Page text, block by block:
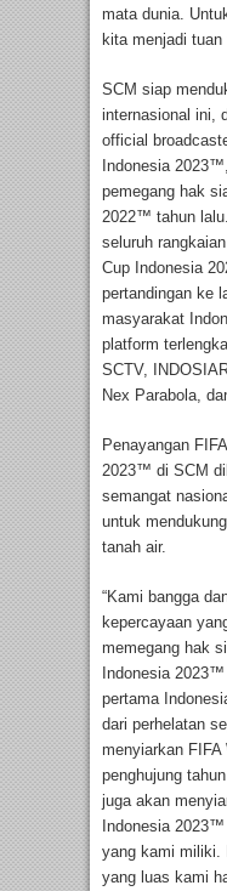
mata dunia.
kita menjadi tuan
SCM siap
internasional ini,
official
Indonesia
pemegang hak
2022™ tahun
seluruh
Cup Indonesia
pertandingan ke
masyarakat
platform
SCTV,
Nex Parabola,
Penayangan
2023™ di SCM
semangat
untuk
tanah air.
“Kami bangga
kepercayaan
memegang hak
Indonesia
pertama
dari perhelatan
menyiarkan
penghujung
juga akan
Indonesia
yang kami miliki.
yang luas kami